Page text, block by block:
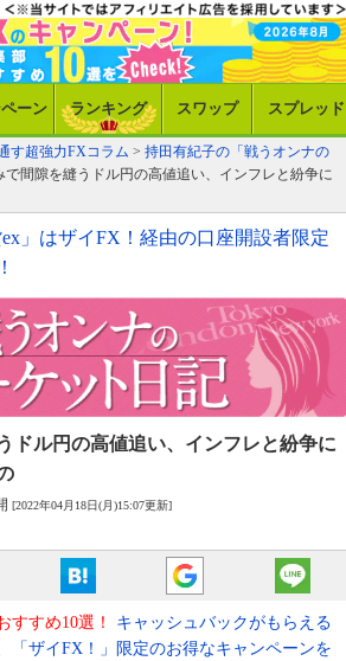
ーン ランキング スワップ スプレッド
す超強力FXコラム > 持田有紀子の「戦うオンナの
で間隙を縫うドル円の高値追い、インフレと紛争に
」はザイFX！経由の口座開設者限定
ドル円の高値追い、 インフレと紛争に
[2022年04月18日(月)15:07更新]
すすめ10選！
キャッシュバックがもらえる
「ザイFX！」限定のお得なキャンペーンを